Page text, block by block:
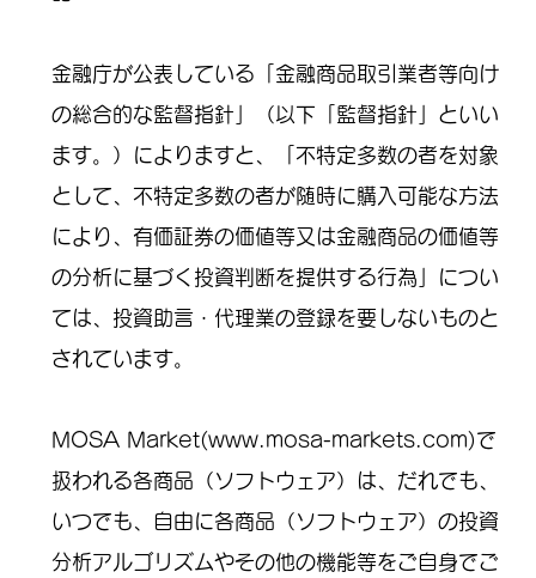
金融庁が公表している「金融商品取引業者等向け
の総合的な監督指針」（以下「監督指針」といい
ます。）によりますと、「不特定多数の者を対象
として、不特定多数の者が随時に購入可能な方法
により、有価証券の価値等又は金融商品の価値等
の分析に基づく投資判断を提供する行為」につい
ては、投資助言・代理業の登録を要しないものと
されています。
MOSA Market(www.mosa-markets.com)で
扱われる各商品（ソフトウェア）は、だれでも、
いつでも、自由に各商品（ソフトウェア）の投資
分析アルゴリズムやその他の機能等をご自身でご